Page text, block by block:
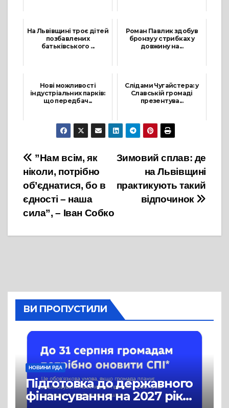
На Львівщині троє дітей
позбавлених
батьківського ...
Роман Павлик здобув
бронзу у стрибках у
довжину на...
Нові можливості
індустріальних парків:
що передбач...
6 Жовтня, 2021
Слідами Чугайстера: у
Славській громаді
презентува...
21 Листопада, 2021
Навігація
записів
Зимовий сплав: де
на Львівщині
практикують такий
відпочинок
”Нам всім, як
ніколи, потрібно
об’єднатися, бо в
єдності – наша
сила”, – Іван Собко
ВИ ПРОПУСТИЛИ
НОВИНИ РДА
Підготовка до державного
фінансування на 2027 рік